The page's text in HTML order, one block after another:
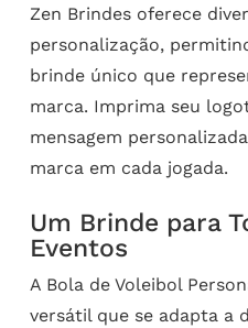
Zen Brindes oferece
personalização,
brinde único que
marca. Imprima seu
mensagem
marca em cada jogada.
Um Brinde para
Eventos
A Bola de Voleibol
versátil que se adapta a